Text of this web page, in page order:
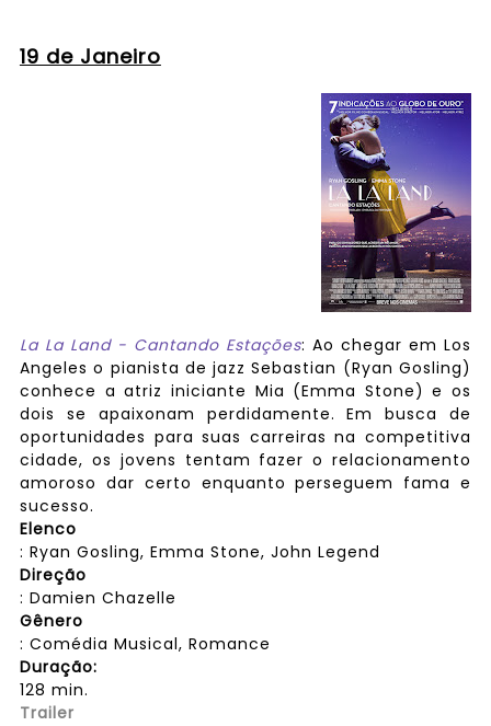
19 de Janeiro
La La Land - Cantando Estações: Ao chegar em Los
Angeles o pianista de jazz Sebastian (Ryan Gosling)
conhece a atriz iniciante Mia (Emma Stone) e os
dois se apaixonam perdidamente. Em busca de
oportunidades para suas carreiras na competitiva
cidade, os jovens tentam fazer o relacionamento
amoroso dar certo enquanto perseguem fama e
sucesso.
Elenco
: Ryan Gosling, Emma Stone, John Legend
Direção
: Damien Chazelle
Gênero
: Comédia Musical, Romance
Duração:
128 min.
Trailer